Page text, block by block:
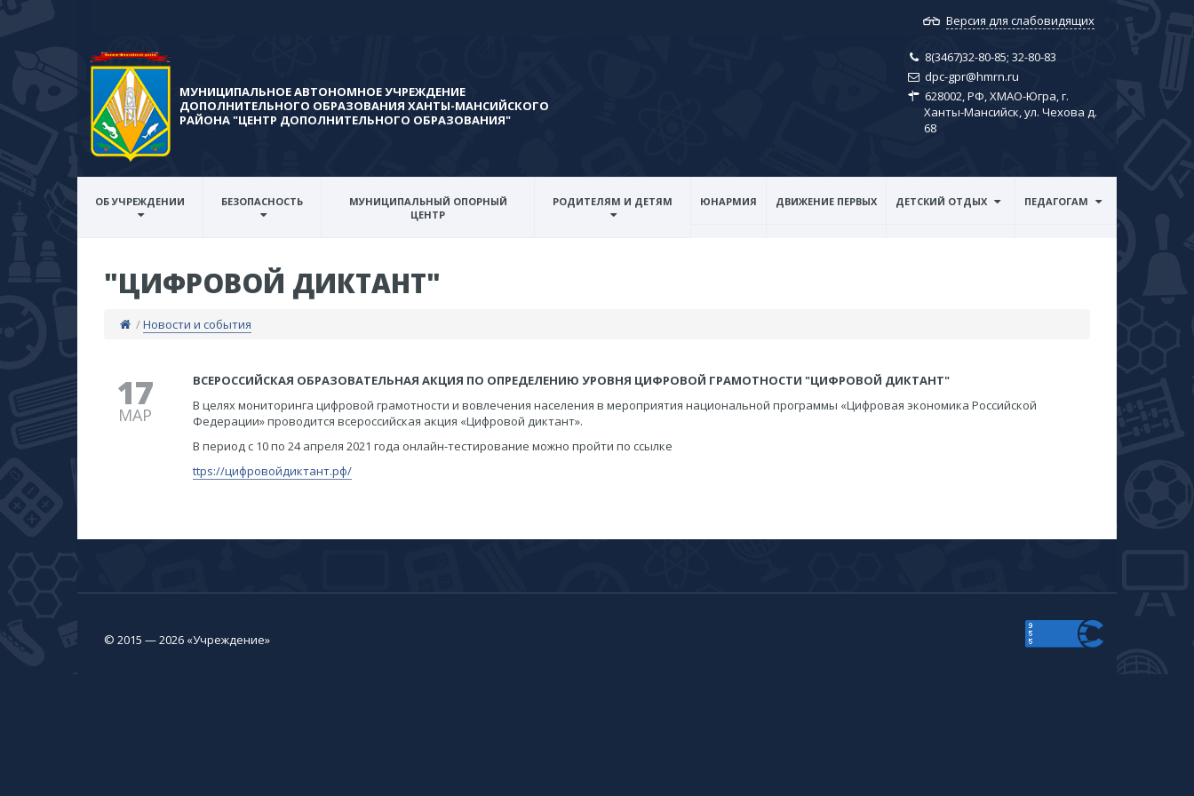
Версия для слабовидящих
МУНИЦИПАЛЬНОЕ АВТОНОМНОЕ УЧРЕЖДЕНИЕ
ДОПОЛНИТЕЛЬНОГО ОБРАЗОВАНИЯ ХАНТЫ-МАНСИЙСКОГО
РАЙОНА​ "ЦЕНТР ДОПОЛНИТЕЛЬНОГО ОБРАЗОВАНИЯ"
8(3467)32-80-85; ​32-80-83
dpc-gpr@hmrn.ru
628002, РФ, ХМАО-Югра, г.
Ханты-Мансийск, ул. Чехова д.
68
ОБ УЧРЕЖДЕНИИ БЕЗОПАСНОСТЬ
МУНИЦИПАЛЬНЫЙ ОПОРНЫЙ
ЦЕНТР
РОДИТЕЛЯМ И ДЕТЯМ ЮНАРМИЯ ДВИЖЕНИЕ ПЕРВЫХ ДЕТСКИЙ ОТДЫХ ПЕДАГОГАМ
"ЦИФРОВОЙ ДИКТАНТ"
/Новости и события
17
МАР
ВСЕРОССИЙСКАЯ ОБРАЗОВАТЕЛЬНАЯ АКЦИЯ ПО ОПРЕДЕЛЕНИЮ УРОВНЯ ЦИФРОВОЙ ГРАМОТНОСТИ "ЦИФРОВОЙ ДИКТАНТ"
В целях мониторинга цифровой грамотности и вовлечения населения в мероприятия национальной программы «Цифровая экономика Российской
Федерации» проводится всероссийская акция «Цифровой диктант».
В период с 10 по 24 апреля 2021 года онлайн-тестирование можно пройти по ссылке
ttps://цифровойдиктант.рф/
© 2015 — 2026 «Учреждение»